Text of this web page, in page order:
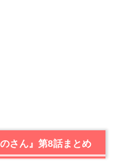
さん』第8話まとめ